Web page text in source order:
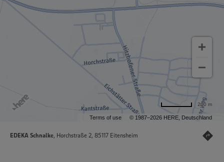
Terms of use © 1987–2026 HERE, Deutschland
200 m
EDEKA Schnalke, Horchstraße 2, 85117 Eitensheim